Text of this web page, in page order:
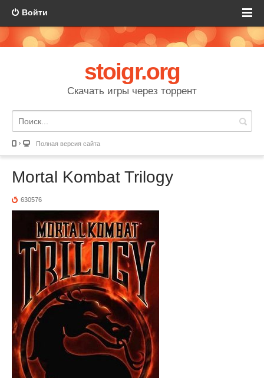
Войти
stoigr.org
Скачать игры через торрент
Полная версия сайта
Mortal Kombat Trilogy
630576